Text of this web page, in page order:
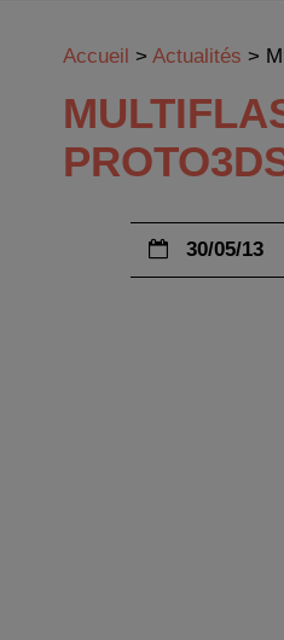
Accueil > Actualités >
30/05/13